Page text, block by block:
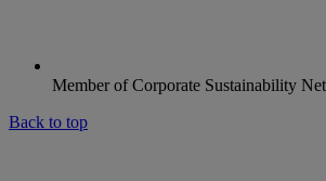
Member of Corporate Sustainability
Back to top